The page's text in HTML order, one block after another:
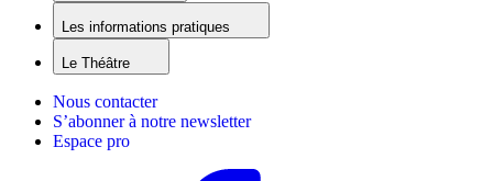
Les informations pratiques
Le Théâtre
Nous contacter
S’abonner à notre newsletter
Espace pro